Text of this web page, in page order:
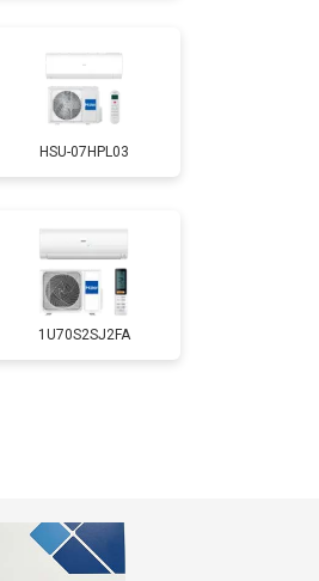
HSU-07HPL03
1U70S2SJ2FA